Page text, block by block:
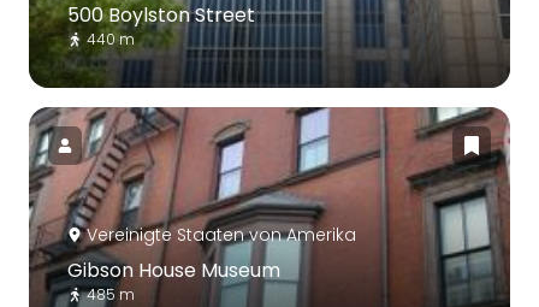
500 Boylston Street
440 m
Vereinigte Staaten von Amerika
Gibson House Museum
485 m